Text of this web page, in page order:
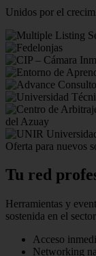
Unidos por el
Oferta para nuevos
Tu red
Herramientas y
sostenida en el
Acceso
Networking